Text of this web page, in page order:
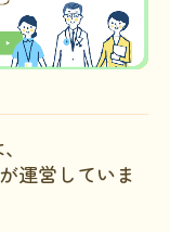
運営していま